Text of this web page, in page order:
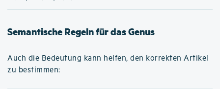
Semantische Regeln für das Genus
Auch die Bedeutung kann helfen, den korrekten Artikel
zu bestimmen: